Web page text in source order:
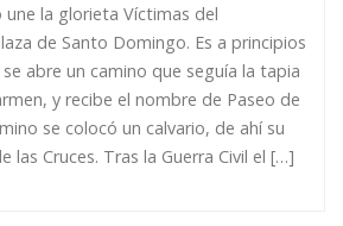
la glorieta Víctimas del
de Santo Domingo. Es a principios
abre un camino que seguía la tapia
y recibe el nombre de Paseo de
se colocó un calvario, de ahí su
las Cruces. Tras la Guerra Civil el […]